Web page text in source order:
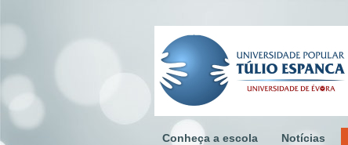
Conheça a escola Notícias